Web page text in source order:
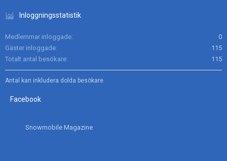
Inloggningsstatistik
Medlemmar inloggade
0
Gäster inloggade
115
Totalt antal besökare
115
Antal kan inkludera dolda besökare
Facebook
Snowmobile Magazine